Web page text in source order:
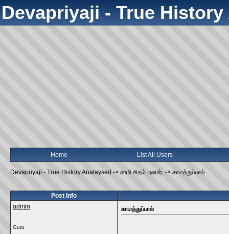
Devapriyaji - True
Home List All Users
Devapriyaji - True History Analaysed -> சாமி சிதம்பரனார். -> காமத்துப்பால்‌
Post Info
admin
Guru
காமத்துப்பால்‌